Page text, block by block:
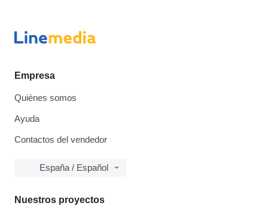
Empresa
Quiénes somos
Ayuda
Contactos del vendedor
España / Español
Nuestros proyectos